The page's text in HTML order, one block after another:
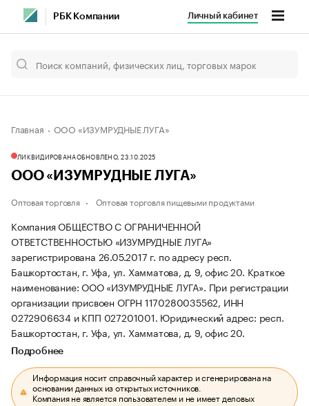
РБК Компании Личный кабинет
Главная ООО «ИЗУМРУДНЫЕ ЛУГА»
ЛИКВИДИРОВАНАОБНОВЛЕНО, 23.10.2025
ООО «ИЗУМРУДНЫЕ ЛУГА»
Оптовая торговля Оптовая торговля пищевыми продуктами
Компания ОБЩЕСТВО С ОГРАНИЧЕННОЙ
ОТВЕТСТВЕННОСТЬЮ «ИЗУМРУДНЫЕ ЛУГА»
зарегистрирована 26.05.2017 г. по адресу респ.
Башкортостан, г. Уфа, ул. Хамматова, д. 9, офис 20. Краткое
наименование: ООО «ИЗУМРУДНЫЕ ЛУГА». При регистрации
организации присвоен ОГРН 1170280035562, ИНН
0272906634 и КПП 027201001. Юридический адрес: респ.
Башкортостан, г. Уфа, ул. Хамматова, д. 9, офис 20.
Подробнее
Информация носит справочный характер и сгенерирована на
основании данных из открытых источников.
Компания не является пользователем и не имеет деловых